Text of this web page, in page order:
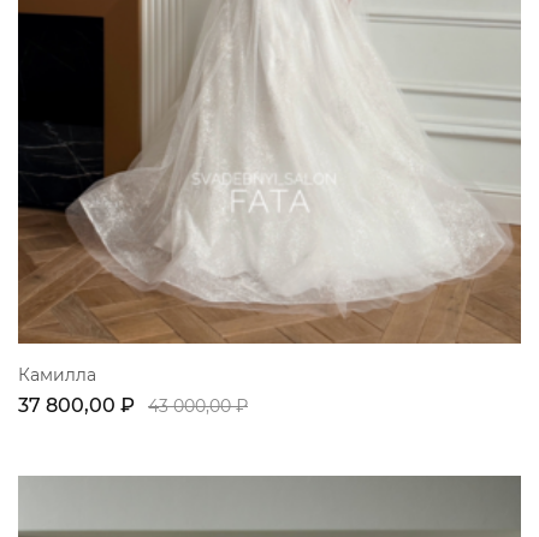
Камилла
37 800,00 ₽ 43 000,00 ₽